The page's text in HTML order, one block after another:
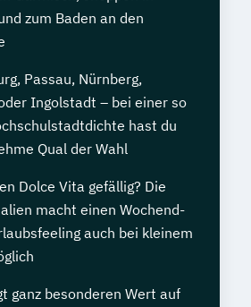
zum Baden an den
Passau, Nürnberg,
Ingolstadt – bei einer so
hast du
Qual der Wahl
Dolce Vita gefällig? Die
macht einen Wochend-
auch bei kleinem
ganz besonderen Wert auf